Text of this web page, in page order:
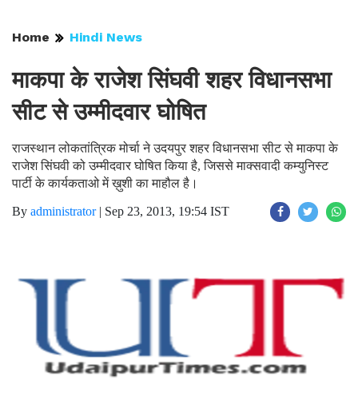
Home Hindi News
माकपा के राजेश सिंघवी शहर विधानसभा
सीट से उम्मीदवार घोषित
राजस्थान लोकतांत्रिक मोर्चा ने उदयपुर शहर विधानसभा सीट से माकपा के
राजेश सिंघवी को उम्मीदवार घोषित किया है, जिससे माक्सवादी कम्युनिस्ट
पार्टी के कार्यकताओ में ख़ुशी का माहौल है।
By administrator| Sep 23, 2013, 19:54 IST